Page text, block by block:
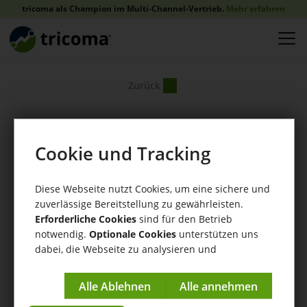
tricoma als Champion im Multi-Channel-Vertrieb. Mehr erfahren
Cookie und Tracking
Diese Webseite nutzt Cookies, um eine sichere und
zuverlässige Bereitstellung zu gewährleisten.
Erforderliche Cookies sind für den Betrieb
notwendig. Optionale Cookies unterstützen uns
dabei, die Webseite zu analysieren und
Impressum| Datenschutzerklärung